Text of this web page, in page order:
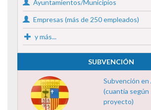
Ayuntamientos/Municipios
Empresas (más de 250 empleados)
y más...
SUBVENCIÓN
Subvención en
(cuantía según
proyecto)